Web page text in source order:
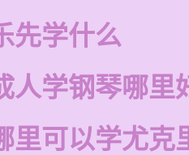
先学什么
人学钢琴哪里
里可以学尤克